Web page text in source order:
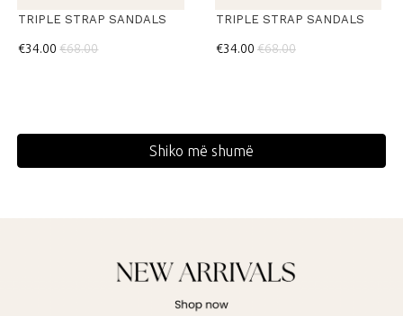
TRIPLE STRAP SANDALS
€34.00 €68.00
TRIPLE STRAP SANDALS
€34.00 €68.00
Shiko më shumë